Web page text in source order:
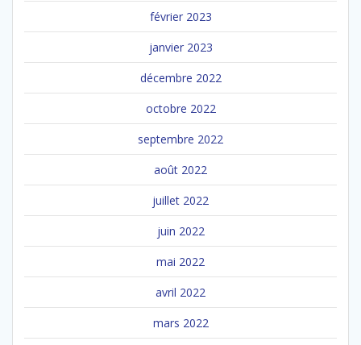
février 2023
janvier 2023
décembre 2022
octobre 2022
septembre 2022
août 2022
juillet 2022
juin 2022
mai 2022
avril 2022
mars 2022